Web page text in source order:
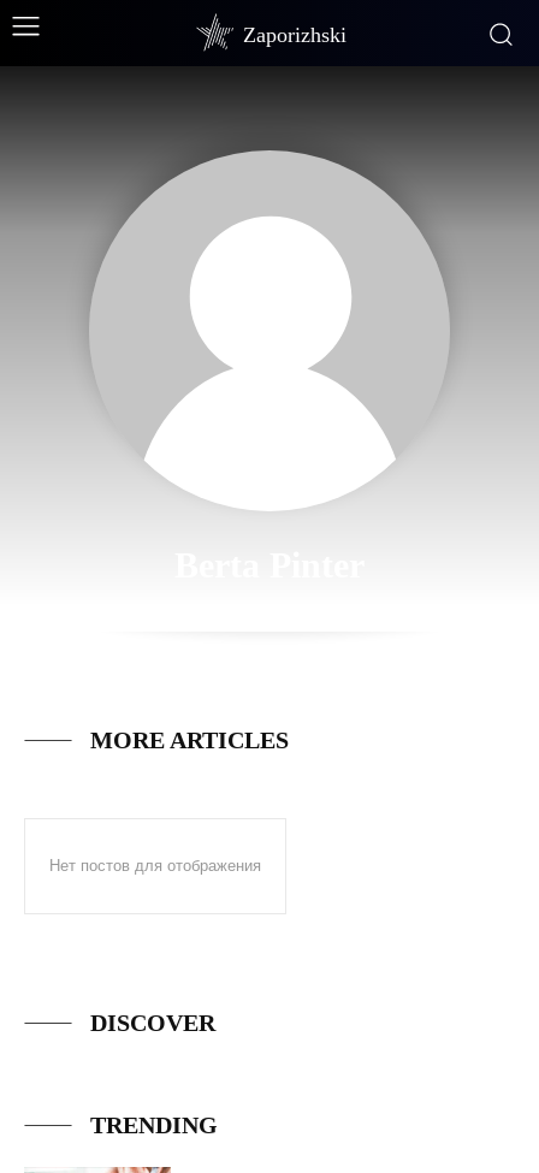
Zaporizhski
MORE ARTICLES
Нет постов для отображения
DISCOVER
TRENDING